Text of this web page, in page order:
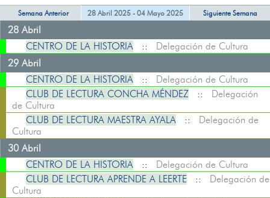
Semana Anterior 28 Abril 2025 - 04 Mayo 2025 Siguiente Semana
28 Abril
CENTRO DE LA HISTORIA :: Delegación de Cultura
29 Abril
CENTRO DE LA HISTORIA :: Delegación de Cultura
CLUB DE LECTURA CONCHA MÉNDEZ :: Delegación
de Cultura
CLUB DE LECTURA MAESTRA AYALA :: Delegación de
Cultura
30 Abril
CENTRO DE LA HISTORIA :: Delegación de Cultura
CLUB DE LECTURA APRENDE A LEERTE :: Delegación de
Cultura